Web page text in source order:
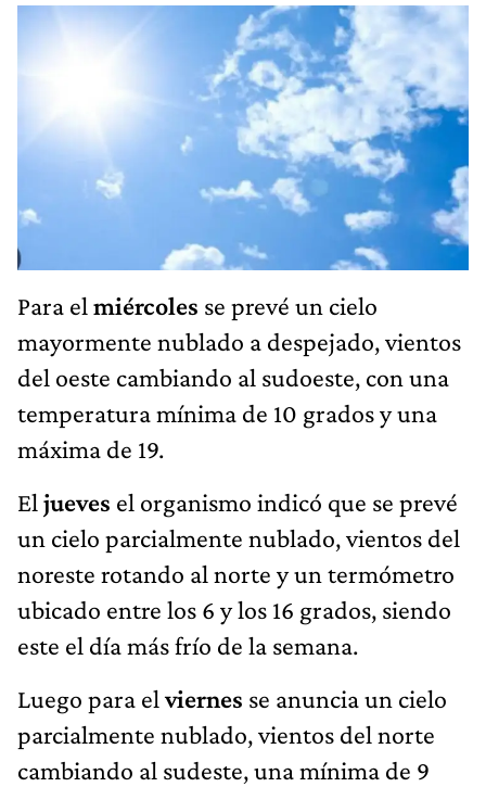
Para el miércoles se prevé un cielo
mayormente nublado a despejado, vientos
del oeste cambiando al sudoeste, con una
temperatura mínima de 10 grados y una
máxima de 19.
El jueves el organismo indicó que se prevé
un cielo parcialmente nublado, vientos del
noreste rotando al norte y un termómetro
ubicado entre los 6 y los 16 grados, siendo
este el día más frío de la semana.
Luego para elviernes se anuncia un cielo
parcialmente nublado, vientos del norte
cambiando al sudeste, una mínima de 9